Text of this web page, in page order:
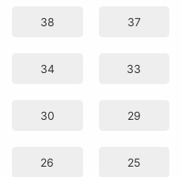
38 37
34 33
30 29
26 25